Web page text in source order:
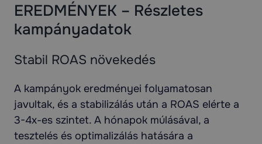
EREDMÉNYEK – Részletes
kampányadatok
Stabil ROAS növekedés
A kampányok eredményei folyamatosan
javultak, és a stabilizálás után a ROAS elérte a
3-4x-es szintet. A hónapok múlásával, a
tesztelés és optimalizálás hatására a